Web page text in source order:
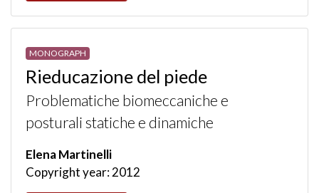
MONOGRAPH
Rieducazione del piede
Problematiche biomeccaniche e
posturali statiche e dinamiche
Elena Martinelli
Copyright year: 2012